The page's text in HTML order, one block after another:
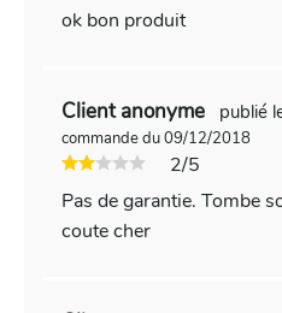
ok bon produit
Client anonyme publié
commande du 09/12/2018
2/5
Pas de garantie. Tombe souvent en panne et
coute cher